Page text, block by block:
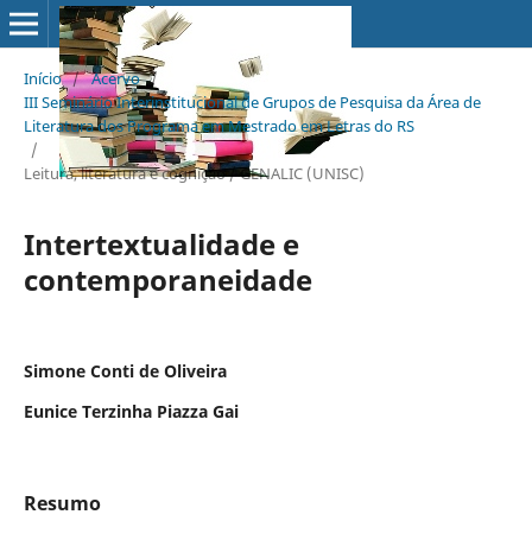
Início / Acervo /
III Seminário Interinstitucional de Grupos de Pesquisa da Área de
Literatura dos Programa em Mestrado em Letras do RS
/
Leitura, literatura e cognição / GENALIC (UNISC)
Intertextualidade e
contemporaneidade
Simone Conti de Oliveira
Eunice Terzinha Piazza Gai
Resumo